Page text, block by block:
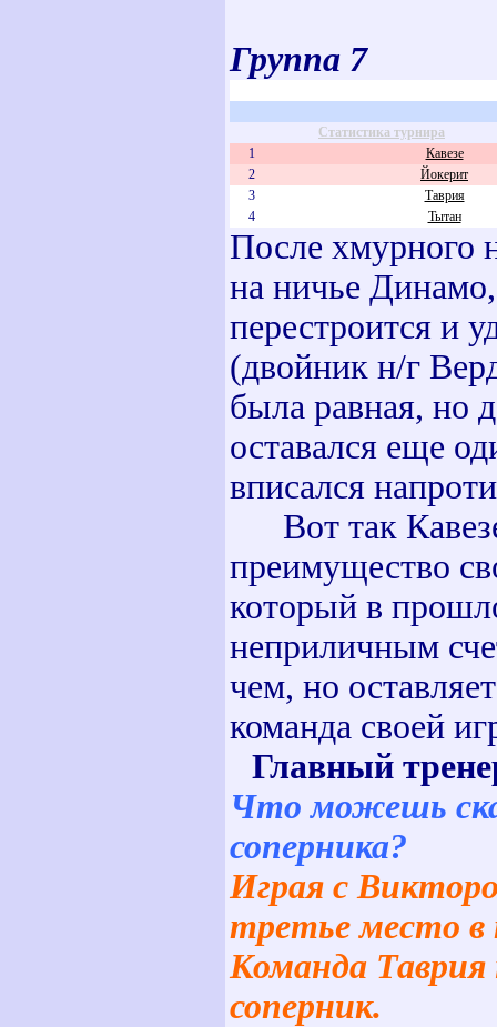
Группа 7
Статистика турнира
1
Кавезе
2
Йокерит
3
Таврия
4
Тытан
После хмурного
на ничье
перестроится и
(двойник н/г
была равная,
оставался еще
вписался
Вот так
преимущество
который в
неприличным
чем, но
команда своей
Главный
Что можешь
соперника?
Играя с
третье место в
Команда Таврия
соперник.